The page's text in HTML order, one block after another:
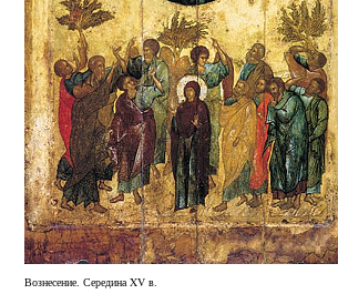
Вознесение. Середина XV в.